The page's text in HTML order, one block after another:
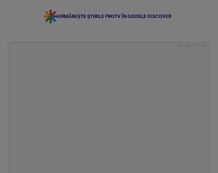
URMĂREȘTE ȘTIRILE PROTV ÎN GOOGLE DISCOVER